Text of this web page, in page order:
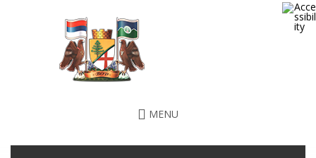
MENU